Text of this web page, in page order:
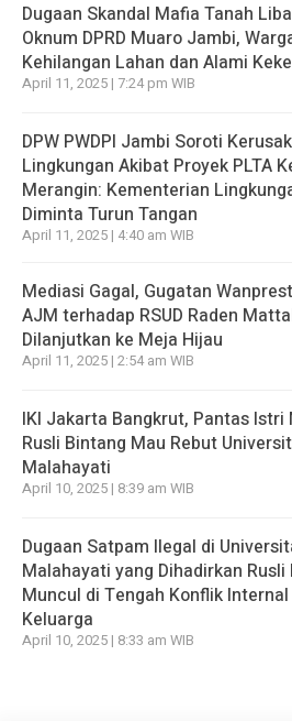
Dugaan Skandal Mafia Tanah
Oknum DPRD Muaro Jambi,
Kehilangan Lahan dan Alami
April 11, 2025 | 7:24 pm WIB
DPW PWDPI Jambi Soroti
Lingkungan Akibat Proyek PLTA
Merangin: Kementerian
Diminta Turun Tangan
April 11, 2025 | 4:40 am WIB
Mediasi Gagal, Gugatan
AJM terhadap RSUD Raden
Dilanjutkan ke Meja Hijau
April 11, 2025 | 2:54 am WIB
IKI Jakarta Bangkrut, Pantas Istri
Rusli Bintang Mau Rebut
Malahayati
April 10, 2025 | 8:39 am WIB
Dugaan Satpam Ilegal di
Malahayati yang Dihadirkan Rusli
Muncul di Tengah Konflik Internal
Keluarga
April 10, 2025 | 8:33 am WIB